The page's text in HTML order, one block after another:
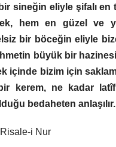
sineğin eliyle şifalı en
hem en güzel ve
bir böceğin eliyle
büyük bir
içinde bizim için
kerem, ne kadar
bedaheten anlaşılır.
i Nur